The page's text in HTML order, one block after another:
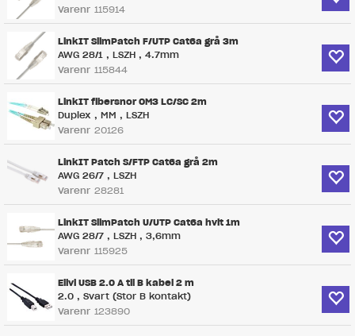
Varenr 115914
LinkIT SlimPatch F/UTP Cat6a grå 3m
AWG 28/1 , LSZH , 4.7mm
Varenr 115844
LinkIT fibersnor OM3 LC/SC 2m
Duplex , MM , LSZH
Varenr 20126
LinkIT Patch S/FTP Cat6a grå 2m
AWG 26/7 , LSZH
Varenr 28281
LinkIT SlimPatch U/UTP Cat6a hvit 1m
AWG 28/7 , LSZH , 3,6mm
Varenr 115925
Elivi USB 2.0 A til B kabel 2 m
2.0 , Svart (Stor B kontakt)
Varenr 123890